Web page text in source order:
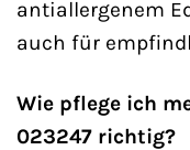
antiallergenem
auch für
Wie pflege ich
023247 richtig?